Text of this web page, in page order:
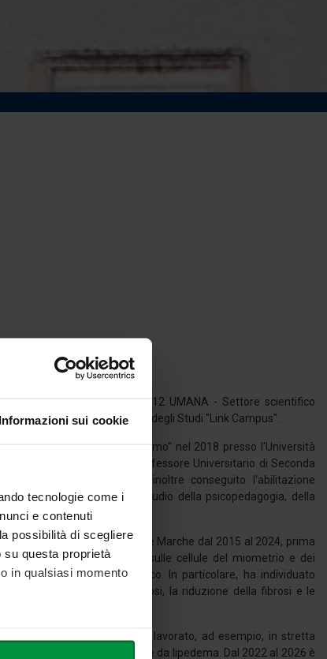
Informazioni sui cookie
tecnologie come i
e contenuti
possibilità di scegliere
questa proprietà
in qualsiasi momento
disciplinare 05/BIOS-12 UMANA - Settore scientifico
Sanitarie dell'Università degli Studi "Link Campus".
di ricerca in "Salute dell'uomo" nel 2018 presso l'Università
(ASN) alle funzioni di Professore Universitario di Seconda
Ricerca). Nel 2025 ha inoltre conseguito l'abilitazione
ha approfondito lo studio della psicopedagogia, della
l'Università Politecnica delle Marche dal 2015 al 2024, prima
dei composti fitochimici sulle cellule del miometrio e dei
del cancro ovarico. In particolare, ha individuato
3 e l'induzione di apoptosi, la riduzione della fibrosi e le
di diversi tessuti. Ha lavorato, ad esempio, in stretta
adiposo in donne affette da lipedema. Dal 2022 al 2026 è